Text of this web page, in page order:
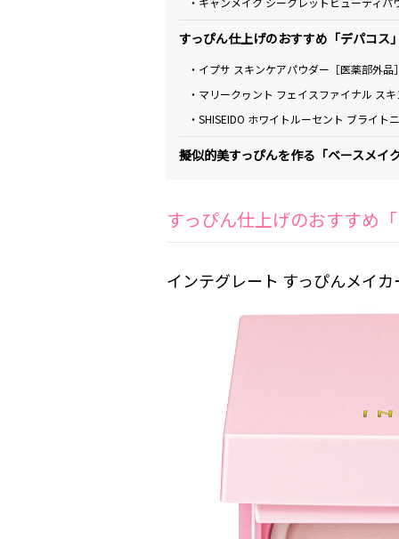
すっぴん仕上げのおすすめ「デパコス
・イプサ スキンケアパウダー［医薬部外品
・マリークヮント フェイスファイナル ス
・SHISEIDO ホワイトルーセント ブライ
擬似的美すっぴんを作る「ベースメイ
すっぴん仕上げのおすすめ
インテグレート すっぴんメイ